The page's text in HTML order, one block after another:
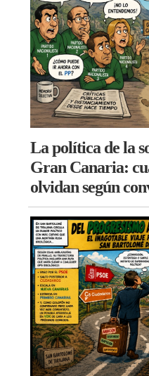
La política de la
Gran Canaria:
olvidan según